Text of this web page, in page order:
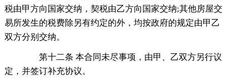
税由甲方向国家交纳，契税由乙方向国家交纳;其他房屋交
易所发生的税费除另有约定的外，均按政府的规定由甲乙
双方分别交纳。
第十二条 本合同未尽事项，由甲、乙双方另行议
定，并签订补充协议。